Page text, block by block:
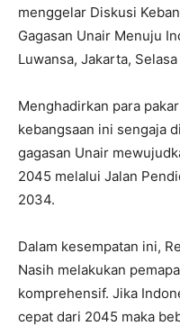
menggelar Diskusi
Gagasan Unair Menuju
Luwansa, Jakarta,
Menghadirkan para
kebangsaan ini sengaja
gagasan Unair
2045 melalui Jalan
2034.
Dalam kesempatan ini,
Nasih melakukan
komprehensif. Jika
cepat dari 2045 maka